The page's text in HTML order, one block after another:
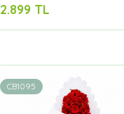
2.899 TL
CB1095